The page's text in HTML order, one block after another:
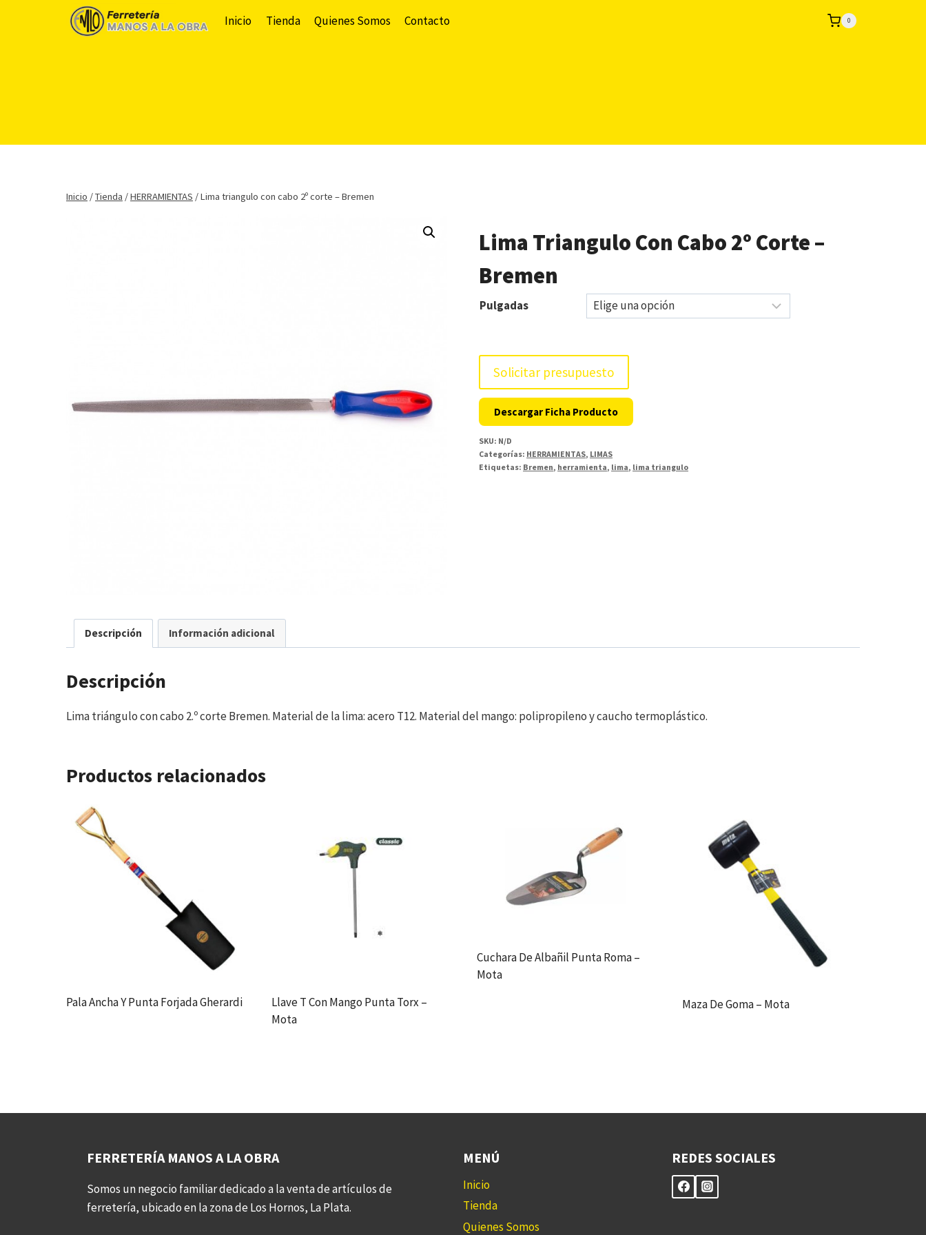
Inicio Tienda Quienes Somos Contacto 0
Inicio /Tienda /HERRAMIENTAS /Lima triangulo con cabo 2º corte – Bremen
Lima Triangulo Con Cabo 2º Corte –
Bremen
Pulgadas
Solicitar presupuesto
Descargar Ficha Producto
SKU: N/D
Categorías: HERRAMIENTAS, LIMAS
Etiquetas: Bremen, herramienta, lima, lima triangulo
Descripción Información adicional
Descripción
Lima triángulo con cabo 2.º corte Bremen. Material de la lima: acero T12. Material del mango: polipropileno y caucho termoplástico.
Productos relacionados
Pala Ancha Y Punta Forjada Gherardi
Llave T Con Mango Punta Torx –
Mota
Cuchara De Albañil Punta Roma –
Mota
Maza De Goma – Mota
FERRETERÍA MANOS A LA OBRA
Somos un negocio familiar dedicado a la venta de artículos de
ferretería, ubicado en la zona de Los Hornos, La Plata.
MENÚ
Inicio
Tienda
Quienes Somos
REDES SOCIALES